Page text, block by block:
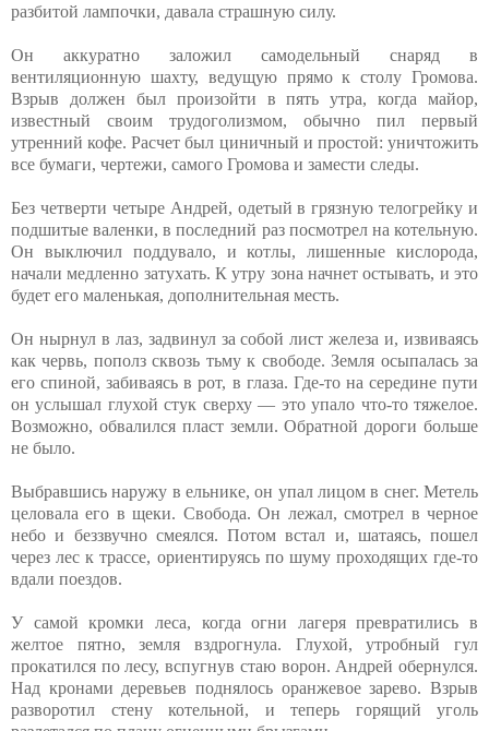
разбитой лампочки, давала страшную силу.
Он аккуратно заложил самодельный снаряд в
вентиляционную шахту, ведущую прямо к столу Громова.
Взрыв должен был произойти в пять утра, когда майор,
известный своим трудоголизмом, обычно пил первый
утренний кофе. Расчет был циничный и простой: уничтожить
все бумаги, чертежи, самого Громова и замести следы.
Без четверти четыре Андрей, одетый в грязную телогрейку и
подшитые валенки, в последний раз посмотрел на котельную.
Он выключил поддувало, и котлы, лишенные кислорода,
начали медленно затухать. К утру зона начнет остывать, и это
будет его маленькая, дополнительная месть.
Он нырнул в лаз, задвинул за собой лист железа и, извиваясь
как червь, пополз сквозь тьму к свободе. Земля осыпалась за
его спиной, забиваясь в рот, в глаза. Где-то на середине пути
он услышал глухой стук сверху — это упало что-то тяжелое.
Возможно, обвалился пласт земли. Обратной дороги больше
не было.
Выбравшись наружу в ельнике, он упал лицом в снег. Метель
целовала его в щеки. Свобода. Он лежал, смотрел в черное
небо и беззвучно смеялся. Потом встал и, шатаясь, пошел
через лес к трассе, ориентируясь по шуму проходящих где-то
вдали поездов.
У самой кромки леса, когда огни лагеря превратились в
желтое пятно, земля вздрогнула. Глухой, утробный гул
прокатился по лесу, вспугнув стаю ворон. Андрей обернулся.
Над кронами деревьев поднялось оранжевое зарево. Взрыв
разворотил стену котельной, и теперь горящий уголь